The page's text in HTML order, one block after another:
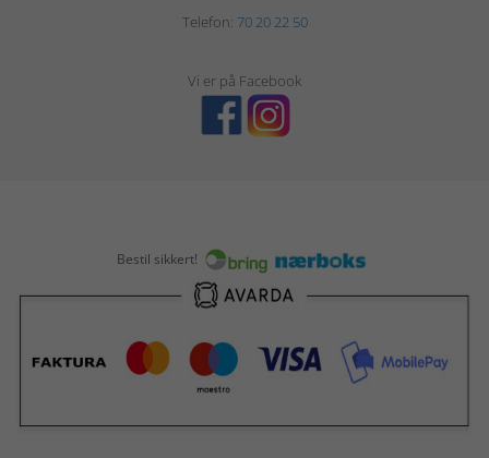
Telefon: 70 20 22 50
Vi er på Facebook
Bestil sikkert!